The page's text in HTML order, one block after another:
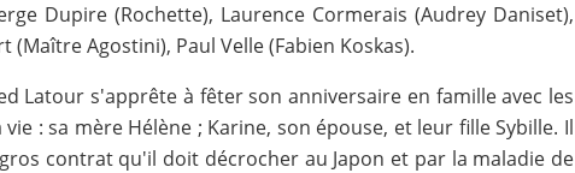
Dupire (Rochette), Laurence Cormerais (Audrey Daniset),
(Maître Agostini), Paul Velle (Fabien Koskas).
Latour s'apprête à fêter son anniversaire en famille avec les
: sa mère Hélène ; Karine, son épouse, et leur fille Sybille. Il
contrat qu'il doit décrocher au Japon et par la maladie de